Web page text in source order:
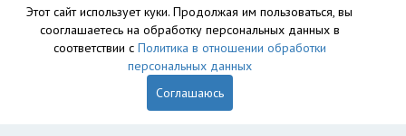
База данных сайта vyvoz.org является интеллектуальной
собственностью ООО «Профит» и охраняется законом.
Этот сайт использует куки. Продолжая им пользоваться, вы
сооглашаетесь на обработку персональных данных в
соответствии с Политика в отношении обработки
персональных данных
Соглашаюсь